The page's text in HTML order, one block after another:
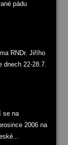
pádu
RNDr. Jiřího
dnech 22-28.7.
se na
2006 na